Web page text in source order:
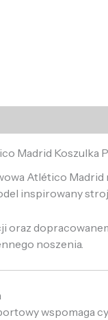
Madrid Koszulka
Atlético
inspirowany
noszenia.
wspomaga